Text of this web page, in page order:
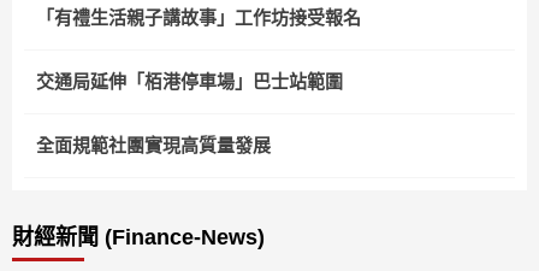
「有禮生活親子講故事」工作坊接受報名
交通局延伸「栢港停車場」巴士站範圍
全面規範社團實現高質量發展
財經新聞 (Finance-News)